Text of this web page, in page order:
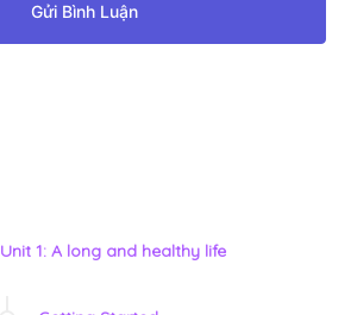
Gửi Bình Luận
Unit 1: A long and healthy life